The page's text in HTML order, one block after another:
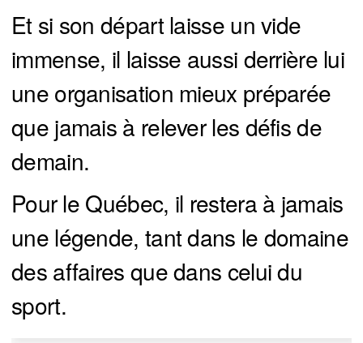
Et si son départ laisse un vide
immense, il laisse aussi derrière lui
une organisation mieux préparée
que jamais à relever les défis de
demain.
Pour le Québec, il restera à jamais
une légende, tant dans le domaine
des affaires que dans celui du
sport.